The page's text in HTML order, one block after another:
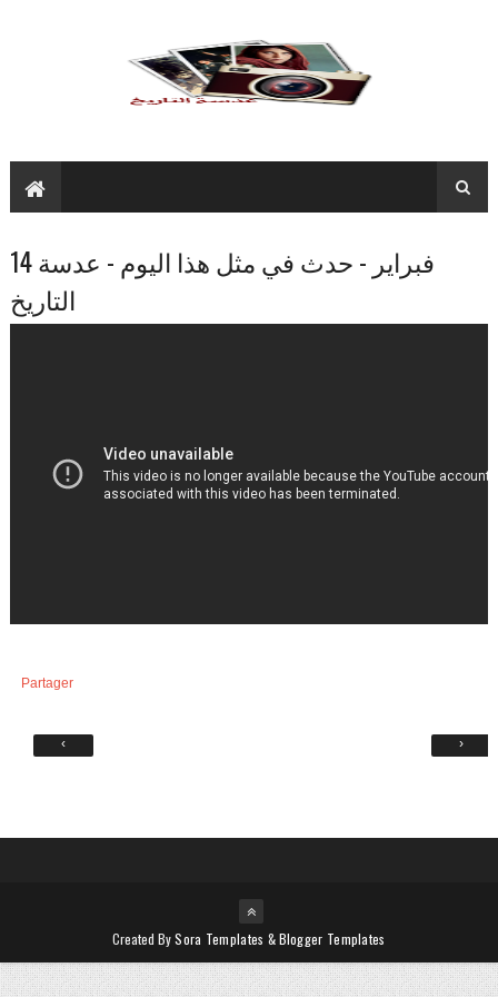
14 فبراير - حدث في مثل هذا اليوم - عدسة
التاريخ
Partager
‹ ›
Created BySora Templates &Blogger Templates